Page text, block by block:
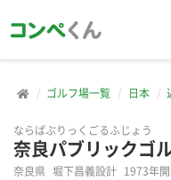
ゴルフ場一覧 日本
ならぱぶりっくごるふじょう
奈良パブリックゴ
奈良県 堀下昌義設計 1973年